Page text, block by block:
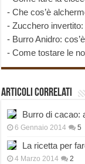
-Che cos’è
-Zucchero
- Burro Anidro:
-Come tostare le
Articoli correlati
Burro di cacao:
6 Gennaio 2014 5
La ricetta per
4 Marzo 2014 2